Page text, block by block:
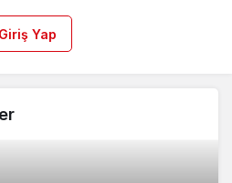
Giriş Yap